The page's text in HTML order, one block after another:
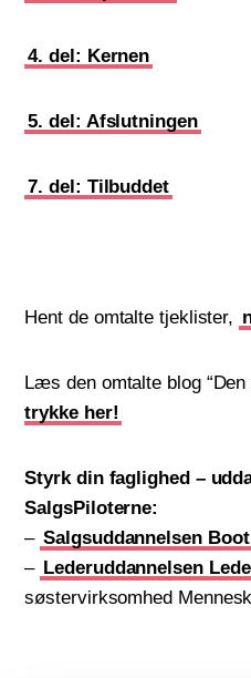
4. del: Kernen
5. del: Afslutningen
7. del: Tilbuddet
Hent de omtalte tjeklister,
Læs den omtalte blog
trykke her!
Styrk din faglighed –
SalgsPiloterne:
– Salgsuddannelsen
– Lederuddannelsen
søstervirksomhed